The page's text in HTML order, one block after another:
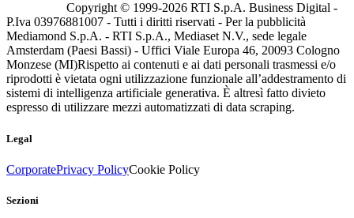
Copyright © 1999-2026 RTI S.p.A. Business Digital -
P.Iva 03976881007 - Tutti i diritti riservati - Per la pubblicità
Mediamond S.p.A. - RTI S.p.A., Mediaset N.V., sede legale
Amsterdam (Paesi Bassi) - Uffici Viale Europa 46, 20093 Cologno
Monzese (MI)Rispetto ai contenuti e ai dati personali trasmessi e/o
riprodotti è vietata ogni utilizzazione funzionale all’addestramento di
sistemi di intelligenza artificiale generativa. È altresì fatto divieto
espresso di utilizzare mezzi automatizzati di data scraping.
Legal
CorporatePrivacy PolicyCookie Policy
Sezioni